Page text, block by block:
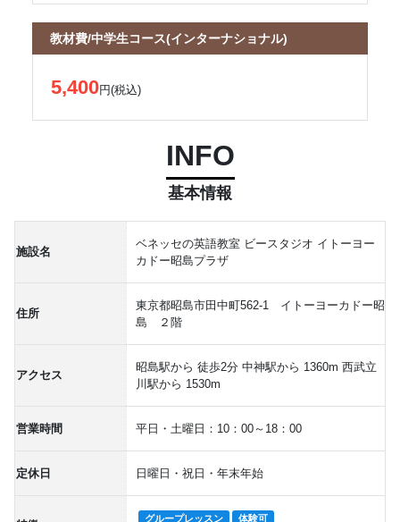
教材費/中学生コース(インターナショナル)
5,400円(税込)
INFO
基本情報
施設名
ベネッセの英語教室 ビースタジオ イトーヨー
カドー昭島プラザ
住所
東京都昭島市田中町562-1 イトーヨーカドー昭
島 ２階
アクセス
昭島駅から 徒歩2分 中神駅から 1360m 西武立
川駅から 1530m
営業時間 平日・土曜日：10：00～18：00
定休日 日曜日・祝日・年末年始
グループレッスン 体験可